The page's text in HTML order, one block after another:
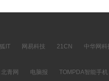
IT 网易科技 21CN
中华网科
北青网 电脑报
TOMPDA智能手机